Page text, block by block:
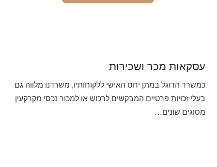
עסקאות מכר ושכירות
כמשרד הדוגל במתן יחס האישי ללקוחותיו, משרדנו מלווה גם
בעלי זכויות פרטיים המבקשים לרכוש או למכור נכסי מקרקעין
מסוגים שונים…